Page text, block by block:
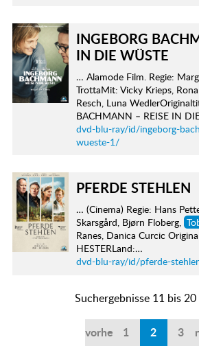
INGEBORG
IN DIE WÜSTE
… Alamode Film. Regie:
TrottaMit: Vicky Krieps,
Resch, Luna
BACHMANN – REISE IN
dvd-blu-ray/id/ingeborg-
wueste-1/
PFERDE STEHLEN
… (Cinema) Regie: Hans
Skarsgård, Bjørn Floberg,
Ranes, Danica Curcic
HESTERLand:…
dvd-blu-ray/id/pferde-
Suchergebnisse 11 bis
vorherige
1 2 3